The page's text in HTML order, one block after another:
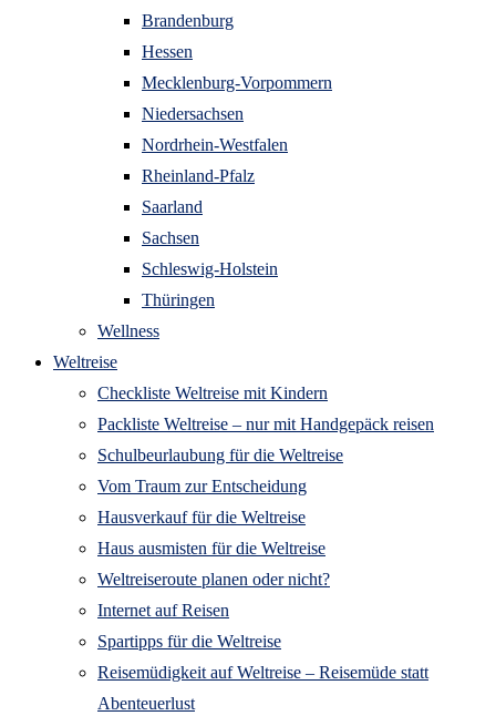
Brandenburg
Hessen
Mecklenburg-Vorpommern
Niedersachsen
Nordrhein-Westfalen
Rheinland-Pfalz
Saarland
Sachsen
Schleswig-Holstein
Thüringen
Wellness
Weltreise
Checkliste Weltreise mit Kindern
Packliste Weltreise – nur mit Handgepäck reisen
Schulbeurlaubung für die Weltreise
Vom Traum zur Entscheidung
Hausverkauf für die Weltreise
Haus ausmisten für die Weltreise
Weltreiseroute planen oder nicht?
Internet auf Reisen
Spartipps für die Weltreise
Reisemüdigkeit auf Weltreise – Reisemüde statt
Abenteuerlust